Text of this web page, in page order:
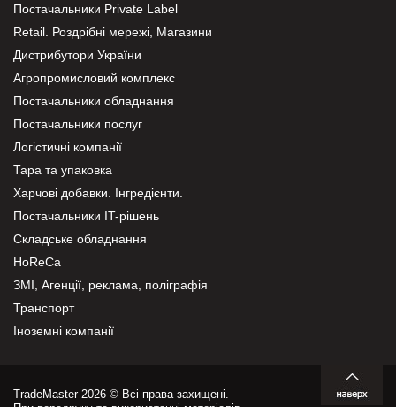
Постачальники Private Label
Retail. Роздрібні мережі, Магазини
Дистрибутори України
Агропромисловий комплекс
Постачальники обладнання
Постачальники послуг
Логістичні компанії
Тара та упаковка
Харчові добавки. Інгредієнти.
Постачальники IT-рішень
Складське обладнання
HoReCa
ЗМІ, Агенції, реклама, поліграфія
Транспорт
Іноземні компанії
TradeMaster 2026 © Всі права захищені.